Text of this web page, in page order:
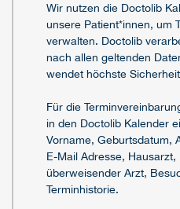
Wir nutzen die Doctolib
unsere Patient*innen, um
verwalten. Doctolib
nach allen geltenden
wendet höchste
Für die
in den Doctolib Kalender
Vorname, Geburtsdatum,
E-Mail Adresse,
überweisender Arzt,
Terminhistorie.